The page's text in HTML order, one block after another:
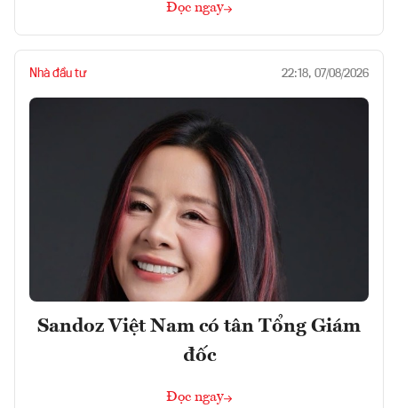
Đọc ngay
Nhà đầu tư 22:18, 07/08/2026
Sandoz Việt Nam có tân Tổng Giám
đốc
Đọc ngay